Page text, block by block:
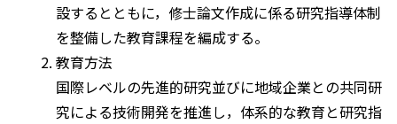
設するとともに，修士論文作成に係る研究指導体制
を整備した教育課程を編成する。
教育方法
国際レベルの先進的研究並びに地域企業との共同研
究による技術開発を推進し，体系的な教育と研究指